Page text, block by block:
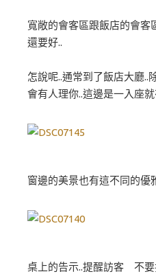
寬敞的會客區跟飯店的會
還要好..
怎說呢..通常到了飯店大廳..
會有人理你..這邊是一入座就
窗邊的美景也有這不同的優
桌上的告示..提醒訪客 不要